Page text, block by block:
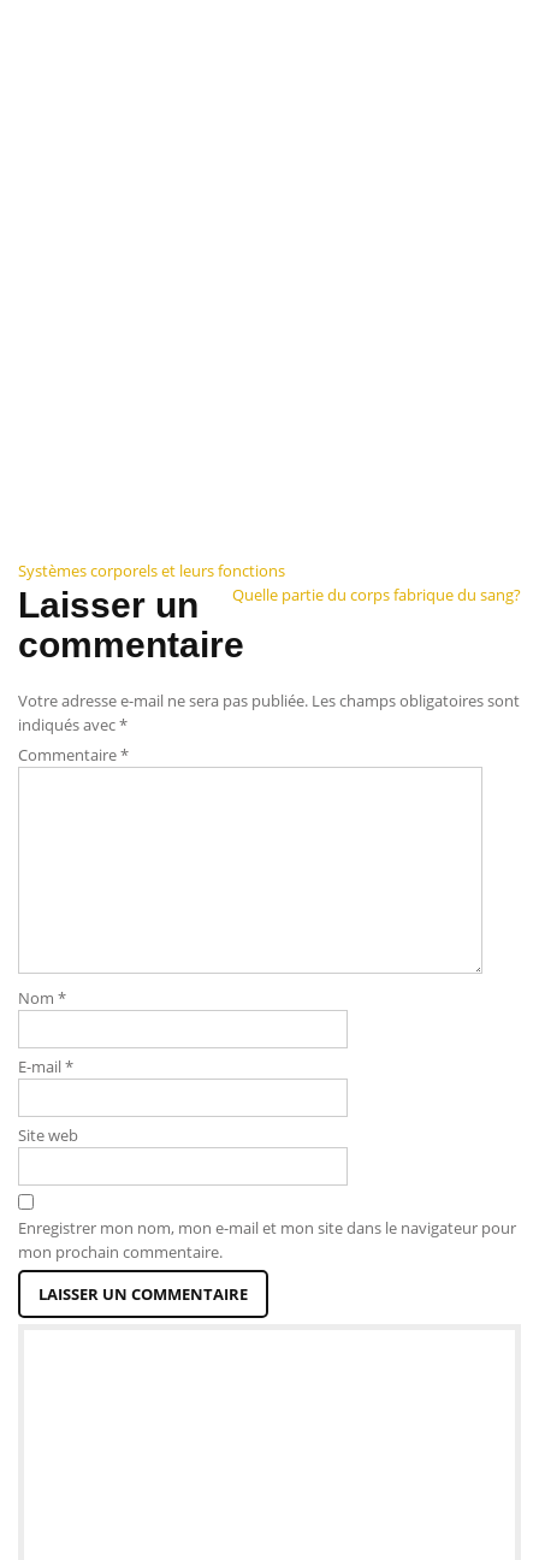
Navigation
de
l’article
Systèmes corporels et leurs fonctions
Quelle partie du corps fabrique du sang?
Laisser un
commentaire
Votre adresse e-mail ne sera pas publiée. Les champs obligatoires sont
indiqués avec*
Commentaire*
Nom *
E-mail*
Site web
Enregistrer mon nom, mon e-mail et mon site dans le navigateur pour
mon prochain commentaire.